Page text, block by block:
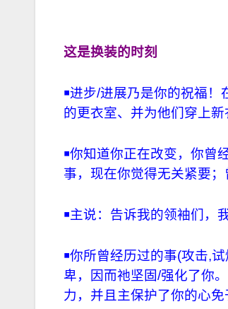
这是换装的时刻
￭进步/进展乃是你的祝福！
的更衣室、并为他们穿上新
￭你知道你正在改变，你曾
事，现在你觉得无关紧要
￭主说：告诉我的领袖们，
￭你所曾经历过的事(攻击,
卑，因而祂坚固/强化了你
力，并且主保护了你的心免